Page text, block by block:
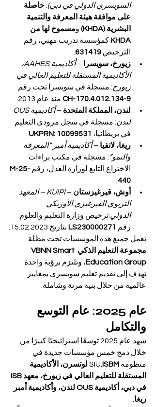
السويسري الدولي في دبي): حاصلة
على موافقة هيئة المعرفة والتنمية
البشرية (KHDA)
ومسموح لها من
KHDA كمؤسسة تدريب مهني، رقم
الترخيص 631419
زيورخ، سويسرا
–
أكاديمية AAHES،
الأكاديمية المستقلة للتعليم العالي في
زيورخ: مسجلة في سويسرا تحت رقم
CH-170.4.012.134-9 منذ عام 2013.
لندن، المملكة المتحدة –
لندن: مسجلة في سجل مزودي التعليم
في بريطانيا، UKPRN: 10099531
ريغا، لاتفيا – أكاديمية أمبر “المعرفة
والنمو”: مسجلة في مكتب براءات
الاختراع التابع لوزارة العدل، رقم M-25-
440
أوش، قيرغيزستان –
KUIPI – المعهد
التربوي القيرغيزي الأوزبكي
الدولي:ترخيص وزارة التعليم والعلوم
رقم LS230000271 بتاريخ 15.02.2023.
تعمل جميع هذه المؤسسات تحت مظلة
مجموعة التعليم الذكي VBNN Smart
Education Group، وتلتزم برؤية واحدة
تهدف إلى تقديم تعليم سويسري بمعايير
عالمية من خلال بنية مرنة وشاملة.
عام 2025: عام التوسع
والتكامل
شهد عام 2025 توسعًا استراتيجيًا كبيرًا من
خلال دمج خمس مؤسسات جديدة في
منظومة SIU:
ISBM لوتسرن، الأكاديمية
في دبي، أكاديمية OUS لندن، وأكاديمية أمبر
ريغا